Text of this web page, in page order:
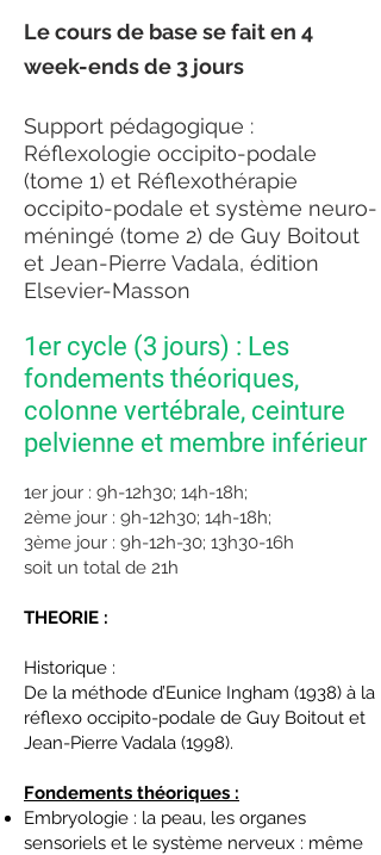
Le cours de base se fait en 4
week-ends de 3 jours
Support pédagogique :
Réflexologie occipito-podale
(tome 1) et Réflexothérapie
occipito-podale et système neuro-
méningé (tome 2) de Guy Boitout
et Jean-Pierre Vadala, édition
Elsevier-Masson
1er cycle (3 jours) : Les
fondements théoriques,
colonne vertébrale, ceinture
pelvienne et membre inférieur
1er jour : 9h-12h30; 14h-18h;
2ème jour : 9h-12h30; 14h-18h;
3ème jour : 9h-12h-30; 13h30-16h
soit un total de 21h
THEORIE :
Historique :
De la méthode d’Eunice Ingham (1938) à la
réflexo occipito-podale de Guy Boitout et
Jean-Pierre Vadala (1998).
Fondements théoriques :
Embryologie : la peau, les organes
sensoriels et le système nerveux : même